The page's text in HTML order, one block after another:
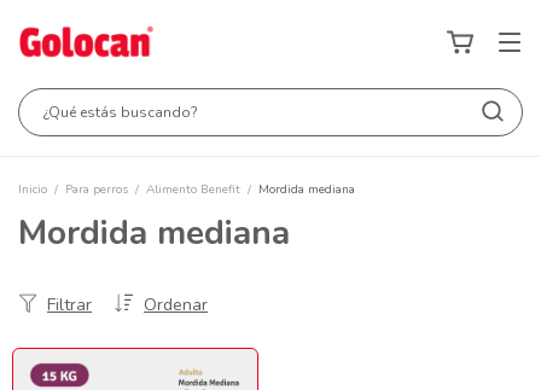
Inicio / Para perros / Alimento Benefit / Mordida mediana
Mordida mediana
Ordenar
Filtrar